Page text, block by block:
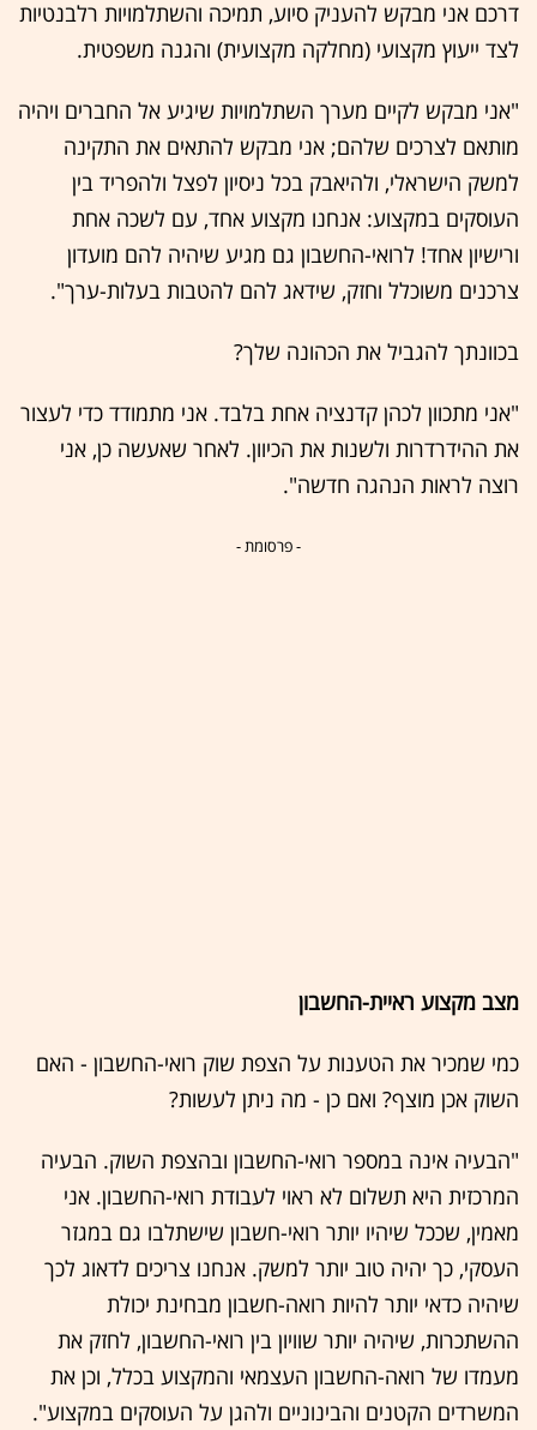
דרכם אני מבקש להעניק סיוע, תמיכה והשתלמויות רלבנטיות
לצד ייעוץ מקצועי (מחלקה מקצועית) והגנה משפטית.
"אני מבקש לקיים מערך השתלמויות שיגיע אל החברים ויהיה
מותאם לצרכים שלהם; אני מבקש להתאים את התקינה
למשק הישראלי, ולהיאבק בכל ניסיון לפצל ולהפריד בין
העוסקים במקצוע: אנחנו מקצוע אחד, עם לשכה אחת
ורישיון אחד! לרואי-החשבון גם מגיע שיהיה להם מועדון
צרכנים משוכלל וחזק, שידאג להם להטבות בעלות-ערך".
בכוונתך להגביל את הכהונה שלך?
"אני מתכוון לכהן קדנציה אחת בלבד. אני מתמודד כדי לעצור
את ההידרדרות ולשנות את הכיוון. לאחר שאעשה כן, אני
רוצה לראות הנהגה חדשה".
- פרסומת -
מצב מקצוע ראיית-החשבון
כמי שמכיר את הטענות על הצפת שוק רואי-החשבון - האם
השוק אכן מוצף? ואם כן - מה ניתן לעשות?
"הבעיה אינה במספר רואי-החשבון ובהצפת השוק. הבעיה
המרכזית היא תשלום לא ראוי לעבודת רואי-החשבון. אני
מאמין, שככל שיהיו יותר רואי-חשבון שישתלבו גם במגזר
העסקי, כך יהיה טוב יותר למשק. אנחנו צריכים לדאוג לכך
שיהיה כדאי יותר להיות רואה-חשבון מבחינת יכולת
ההשתכרות, שיהיה יותר שוויון בין רואי-החשבון, לחזק את
מעמדו של רואה-החשבון העצמאי והמקצוע בכלל, וכן את
המשרדים הקטנים והבינוניים ולהגן על העוסקים במקצוע".